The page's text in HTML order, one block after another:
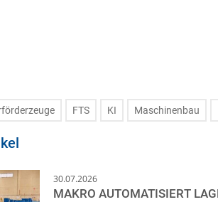
FTS KI Maschinenbau
30.07.2026
MAKRO AUTOMATISIERT